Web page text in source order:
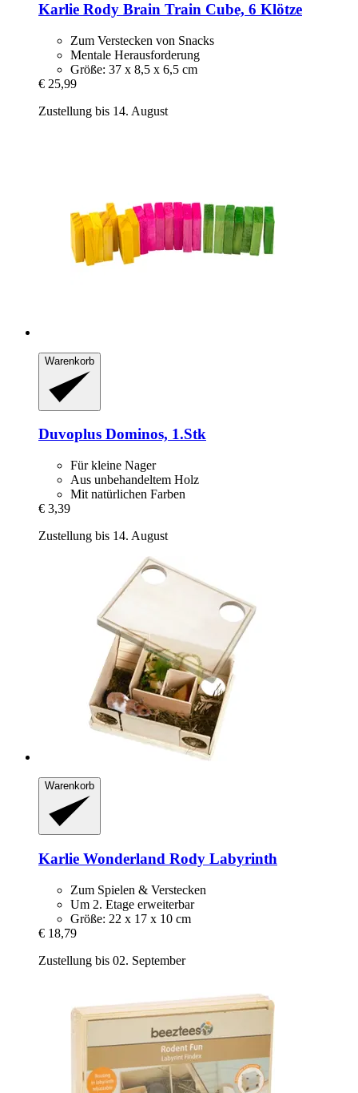
Karlie Rody Brain Train Cube, 6 Klötze
Zum Verstecken von Snacks
Mentale Herausforderung
Größe: 37 x 8,5 x 6,5 cm
€ 25,99
Zustellung bis 14. August
Warenkorb
Duvoplus Dominos, 1.Stk
Für kleine Nager
Aus unbehandeltem Holz
Mit natürlichen Farben
€ 3,39
Zustellung bis 14. August
Warenkorb
Karlie Wonderland Rody Labyrinth
Zum Spielen & Verstecken
Um 2. Etage erweiterbar
Größe: 22 x 17 x 10 cm
€ 18,79
Zustellung bis 02. September